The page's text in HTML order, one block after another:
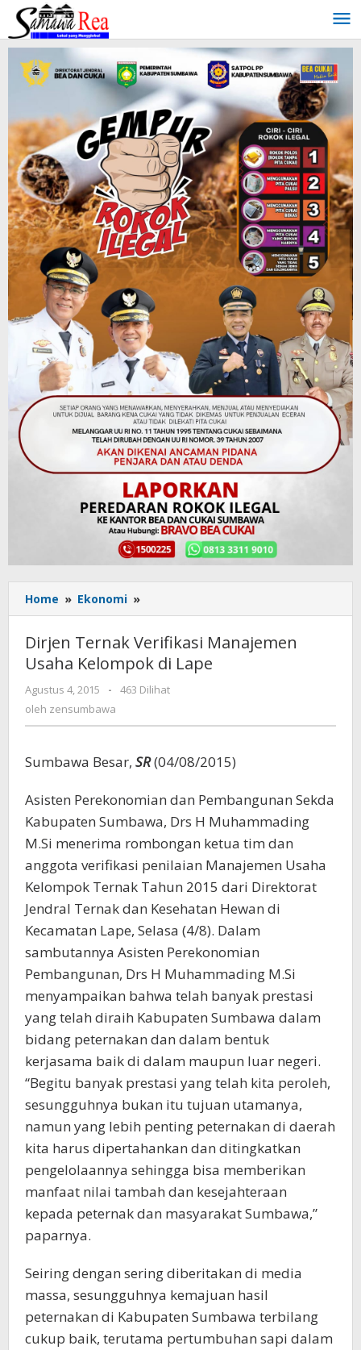
Lewati
konten
Home » Ekonomi »
Ternak
Verifikasi
Manajemen
Usaha
Kelompok
Dirjen Ternak Verifikasi Manajemen
Usaha Kelompok di Lape
Agustus 4, 2015
oleh
zensumbawa
-
463 Dilihat
oleh zensumbawa
Sumbawa Besar, SR(04/08/2015)
Asisten Perekonomian dan Pembangunan Sekda
Kabupaten Sumbawa, Drs H Muhammading
M.Si menerima rombongan ketua tim dan
anggota verifikasi penilaian Manajemen Usaha
Kelompok Ternak Tahun 2015 dari Direktorat
Jendral Ternak dan Kesehatan Hewan di
Kecamatan Lape, Selasa (4/8). Dalam
sambutannya Asisten Perekonomian
Pembangunan, Drs H Muhammading M.Si
menyampaikan bahwa telah banyak prestasi
yang telah diraih Kabupaten Sumbawa dalam
bidang peternakan dan dalam bentuk
kerjasama baik di dalam maupun luar negeri.
“Begitu banyak prestasi yang telah kita peroleh,
sesungguhnya bukan itu tujuan utamanya,
namun yang lebih penting peternakan di daerah
kita harus dipertahankan dan ditingkatkan
pengelolaannya sehingga bisa memberikan
manfaat nilai tambah dan kesejahteraan
kepada peternak dan masyarakat Sumbawa,”
paparnya.
Seiring dengan sering diberitakan di media
massa, sesungguhnya kemajuan hasil
peternakan di Kabupaten Sumbawa terbilang
cukup baik, terutama pertumbuhan sapi dalam